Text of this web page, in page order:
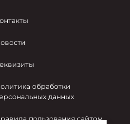
обработки
данных
пользования сайтом